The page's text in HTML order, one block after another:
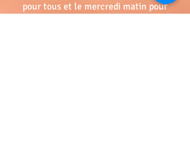
pour tous et le mercredi matin pour